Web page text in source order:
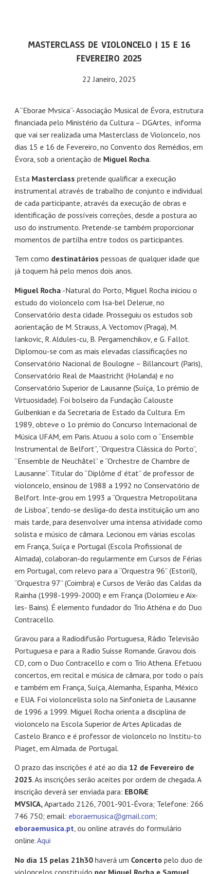
MASTERCLASS DE VIOLONCELO | 15 E 16
FEVEREIRO 2025
22 Janeiro, 2025
A “Eborae Mvsica”- Associação Musical de Évora, estrutura
financiada pelo Ministério da Cultura – DGArtes, informa
que vai ser realizada uma Masterclass de Violoncelo, nos
dias 15 e 16 de Fevereiro, no Convento dos Remédios, em
Évora, sob a orientação de Miguel Rocha.
Esta Masterclass pretende qualificar a execução
instrumental através de trabalho de conjunto e individual
de cada participante, através da execução de obras e
identificação de possíveis correções, desde a postura ao
uso do instrumento. Pretende-se também proporcionar
momentos de partilha entre todos os participantes.
Tem como destinatários pessoas de qualquer idade que
já toquem há pelo menos dois anos.
Miguel Rocha -Natural do Porto, Miguel Rocha iniciou o
estudo do violoncelo com Isa-bel Delerue, no
Conservatório desta cidade. Prosseguiu os estudos sob
aorientação de M. Strauss, A. Vectomov (Praga), M.
Iankovic, R. Aldules-cu, B. Pergamenchikov, e G. Fallot.
Diplomou-se com as mais elevadas classificações no
Conservatório Nacional de Boulogne – Billancourt (Paris),
Conservatório Real de Maastricht (Holanda) e no
Conservatório Superior de Lausanne (Suíça, 1o prémio de
Virtuosidade). Foi bolseiro da Fundação Calouste
Gulbenkian e da Secretaria de Estado da Cultura. Em
1989, obteve o 1o prémio do Concurso Internacional de
Música UFAM, em Paris. Atuou a solo com o “Ensemble
Instrumental de Belfort”, “Orquestra Clássica do Porto”,
“Ensemble de Neuchâtel” e “Orchestre de Chambre de
Lausanne”. Titular do “Diplôme d’ état” de professor de
violoncelo, ensinou de 1988 a 1992 no Conservatório de
Belfort. Inte-grou em 1993 a “Orquestra Metropolitana
de Lisboa”, tendo-se desliga-do desta instituição um ano
mais tarde, para desenvolver uma intensa atividade como
solista e músico de câmara. Lecionou em várias escolas
em França, Suíça e Portugal (Escola Profissional de
Almada), colaboran-do regularmente em Cursos de Férias
em Portugal, com relevo para a “Orquestra 96” (Estoril),
“Orquestra 97” (Coimbra) e Cursos de Verão das Caldas da
Rainha (1998-1999-2000) e em França (Dolomieu e Aix-
les- Bains). É elemento fundador do Trio Athéna e do Duo
Contracello.
Gravou para a Radiodifusão Portuguesa, Rádio Televisão
Portuguesa e para a Radio Suisse Romande. Gravou dois
CD, com o Duo Contracello e com o Trio Athena. Efetuou
concertos, em recital e música de câmara, por todo o país
e também em França, Suíça, Alemanha, Espanha, México
e EUA. Foi violoncelista solo na Sinfonieta de Lausanne
de 1996 a 1999. Miguel Rocha orienta a disciplina de
violoncelo na Escola Superior de Artes Aplicadas de
Castelo Branco e é professor de violoncelo no Institu-to
Piaget, em Almada. de Portugal.
O prazo das inscrições é até ao dia 12 de Fevereiro de
2025. As inscrições serão aceites por ordem de chegada. A
inscrição deverá ser enviada para: EBORÆ
MVSICA, Apartado 2126, 7001-901-Évora; Telefone: 266
746 750; email: eboraemusica@gmail.com;
eboraemusica.pt, ou online através do formulário
online.Aqui
No dia 15 pelas 21h30 haverá um Concerto pelo duo de
violoncelos constituído por Miguel Rocha e Samuel